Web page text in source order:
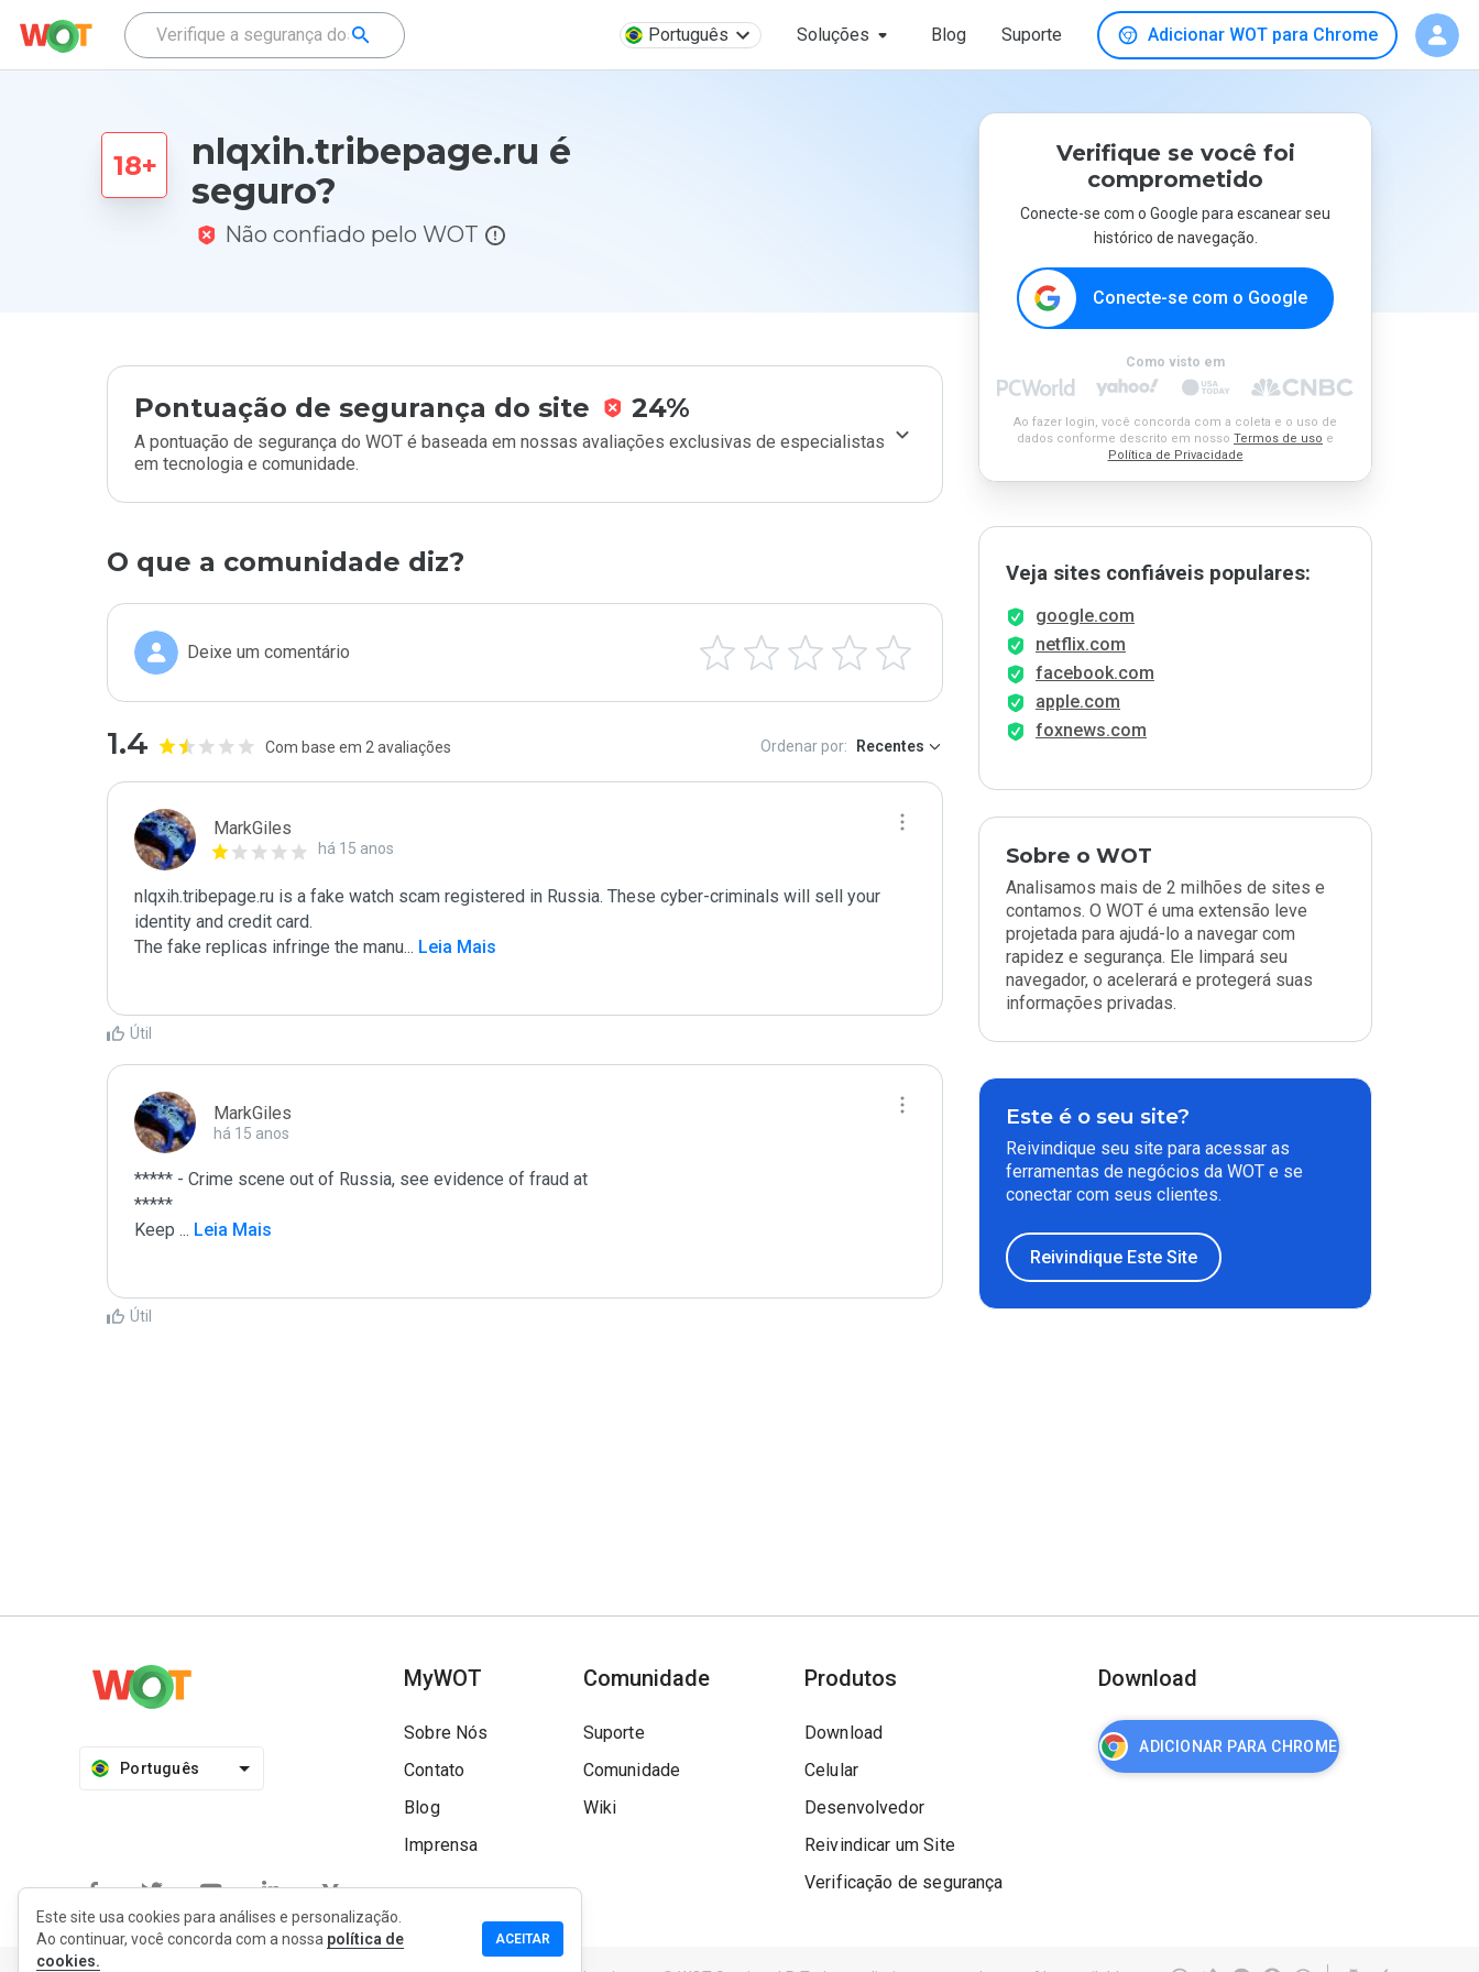
Português Soluções Blog Suporte Adicionar WOT para Chrome
nlqxih.tribepage.ru é
seguro?
Não confiado pelo WOT
Pontuação de segurança do site 24%
A pontuação de segurança do WOT é baseada em nossas avaliações exclusivas de especialistas
em tecnologia e comunidade.
O que a comunidade diz?
Deixe um comentário
1.4 Com base em 2 avaliações Ordenar por: Recentes
MarkGiles
há 15 anos
nlqxih.tribepage.ru is a fake watch scam registered in Russia. These cyber-criminals will sell your
identity and credit card.
The fake replicas infringe the manu... Leia Mais
Útil
MarkGiles
há 15 anos
***** - Crime scene out of Russia, see evidence of fraud at
*****
Keep ... Leia Mais
Útil
Verifique se você foi
comprometido
Conecte-se com o Google para escanear seu
histórico de navegação.
Conecte-se com o Google
Como visto em
Ao fazer login, você concorda com a coleta e o uso de
dados conforme descrito em nosso Termos de uso e
Política de Privacidade
Veja sites confiáveis populares:
google.com
netflix.com
facebook.com
apple.com
foxnews.com
Sobre o WOT
Analisamos mais de 2 milhões de sites e
contamos. O WOT é uma extensão leve
projetada para ajudá-lo a navegar com
rapidez e segurança. Ele limpará seu
navegador, o acelerará e protegerá suas
informações privadas.
Este é o seu site?
Reivindique seu site para acessar as
ferramentas de negócios da WOT e se
conectar com seus clientes.
Reivindique Este Site
Português
MyWOT
Sobre Nós
Contato
Blog
Imprensa
Comunidade
Suporte
Comunidade
Wiki
Produtos
Download
Celular
Desenvolvedor
Reivindicar um Site
Verificação de segurança
Download
ADICIONAR PARA CHROME
Este site usa cookies para análises e personalização.
Ao continuar, você concorda com a nossa política de
cookies.
ACEITAR